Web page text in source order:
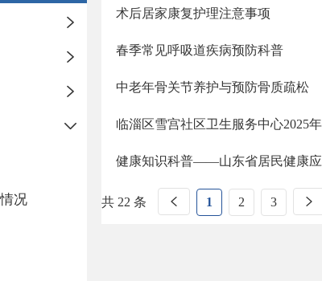
况
术后居家康复护理注意事项
春季常见呼吸道疾病预防科普
中老年骨关节养护与预防骨质疏松
临淄区雪宫社区卫生服务中心2025
健康知识科普——山东省居民健康应
共 22 条 1 2 3